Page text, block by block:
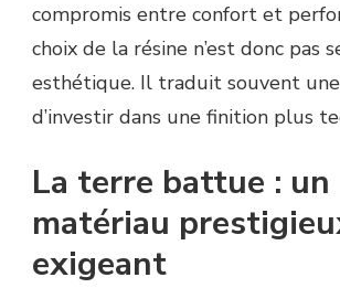
compromis entre confort et
choix de la résine n’est donc pas
esthétique. Il traduit souvent
d’investir dans une finition plus
La terre battue : un
matériau
exigeant